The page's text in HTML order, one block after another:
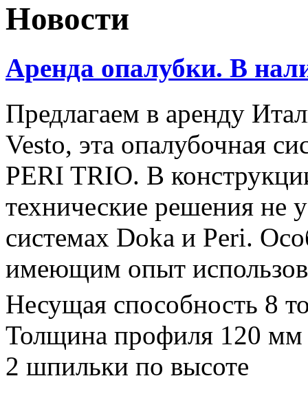
Новости
Аренда опалубки. В
Предлагаем в аренду
Vesto, эта опалубочная
PERI TRIO. В
технические решения
системах Doka и Peri.
имеющим опыт
Несущая способность 8
Толщина профиля 120 мм
2 шпильки по высоте